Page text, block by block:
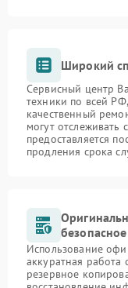
Широкий
Сервисный центр
техники по всей
качественный
могут отслеживать
предоставляется
продления срока
Использование
аккуратная работа
резервное